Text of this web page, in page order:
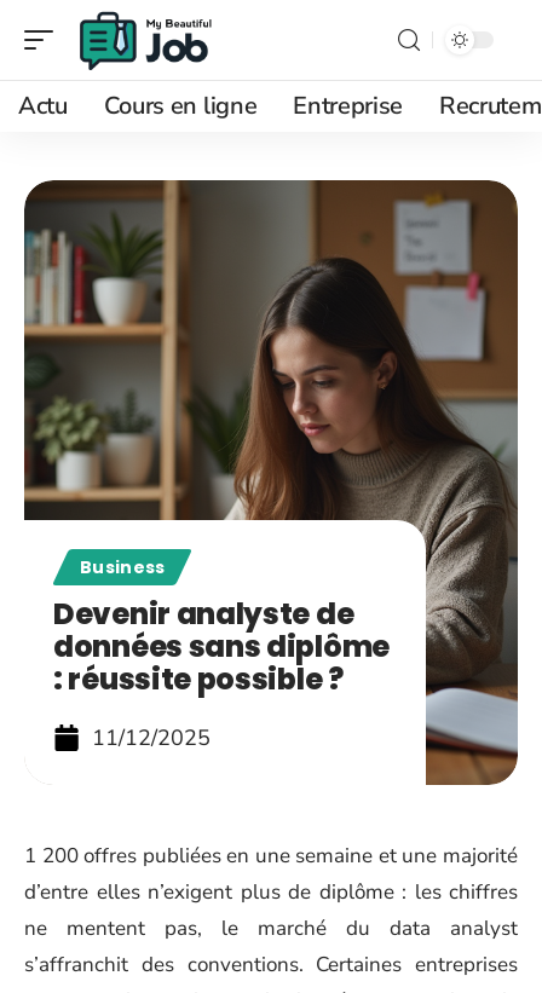
Actu Cours en ligne Entreprise
Business
Devenir analyste de
données sans diplôme
: réussite possible ?
11/12/2025
1 200 offres publiées en une semaine et une majorité
d’entre elles n’exigent plus de diplôme : les chiffres
ne mentent pas, le marché du data analyst
s’affranchit des conventions. Certaines entreprises